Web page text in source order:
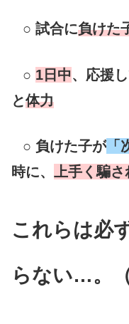
○ 試合に負けた
○ 1日中、応援
と体力
○ 負けた子が
時に、 上手く騙さ
これらは必
らない…。